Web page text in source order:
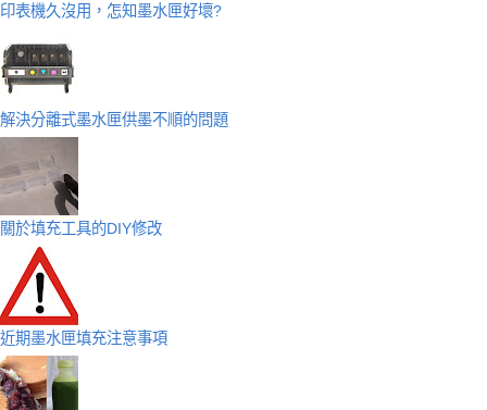
印表機久沒用，怎知墨水匣好壞?
解決分離式墨水匣供墨不順的問題
關於填充工具的DIY修改
近期墨水匣填充注意事項